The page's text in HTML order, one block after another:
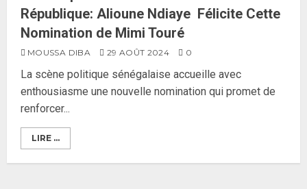
République: Alioune Ndiaye Félicite Cette
Nomination de Mimi Touré
MOUSSA DIBA 29 AOÛT 2024 0
La scène politique sénégalaise accueille avec
enthousiasme une nouvelle nomination qui promet de
renforcer...
LIRE ...
5
1
Gouvernement Diomaye II :
une équipe de mission de 30
membres